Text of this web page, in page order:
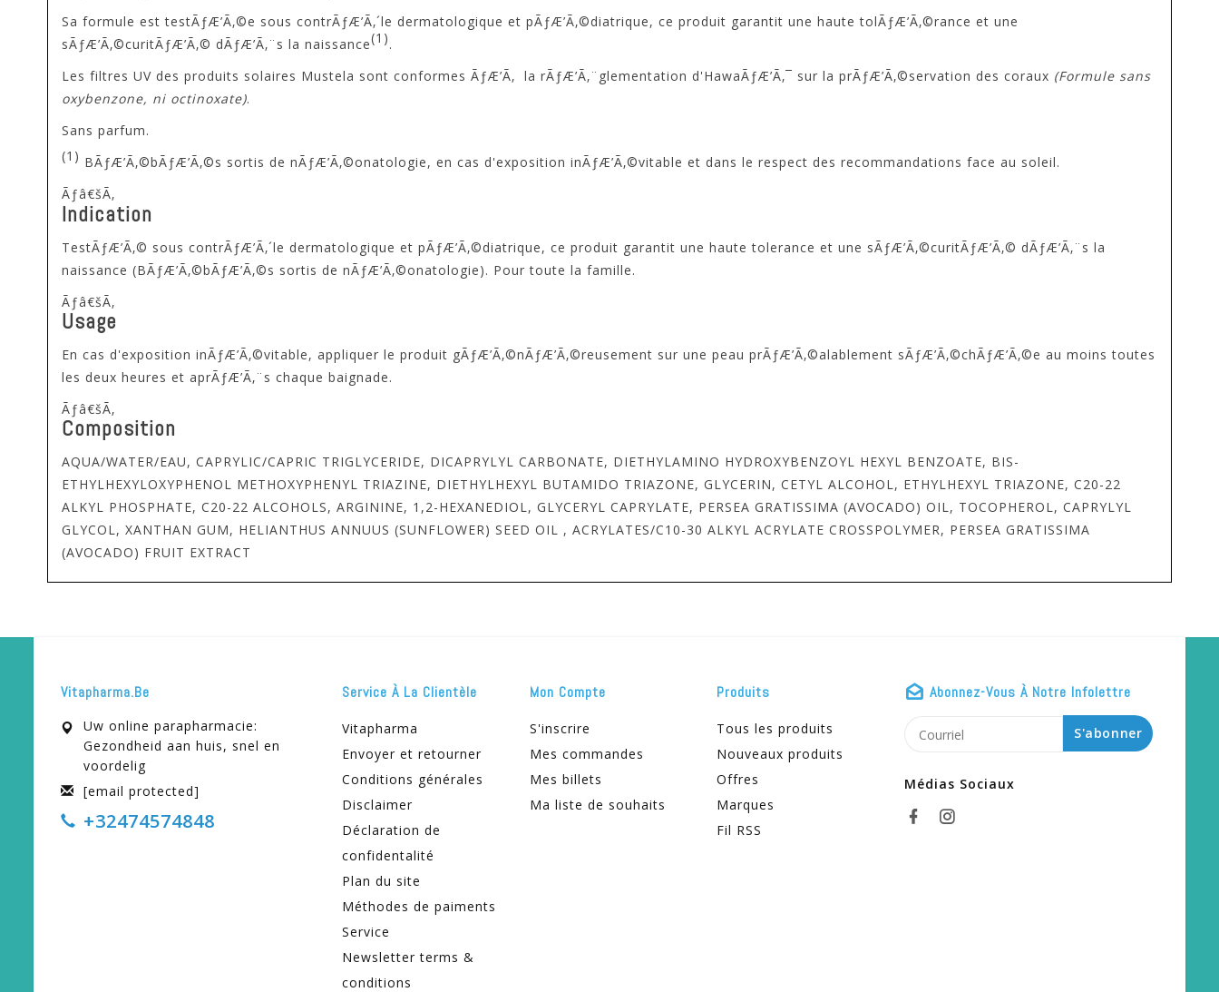
Sa formule est testÃƒÆ’Ã‚©e sous contrÃƒÆ’Ã‚´le dermatologique et pÃƒÆ’Ã‚©diatrique, ce produit garantit une haute tolÃƒÆ’Ã‚©rance et une
sÃƒÆ’Ã‚©curitÃƒÆ’Ã‚© dÃƒÆ’Ã‚¨s la naissance(1).
Les filtres UV des produits solaires Mustela sont conformes ÃƒÆ’Ã‚ la rÃƒÆ’Ã‚¨glementation d'HawaÃƒÆ’Ã‚¯ sur la prÃƒÆ’Ã‚©servation des coraux (Formule sans
oxybenzone, ni octinoxate).
Sans parfum.
(1) BÃƒÆ’Ã‚©bÃƒÆ’Ã‚©s sortis de nÃƒÆ’Ã‚©onatologie, en cas d'exposition inÃƒÆ’Ã‚©vitable et dans le respect des recommandations face au soleil.
Ãƒâ€šÃ‚
Indication
TestÃƒÆ’Ã‚© sous contrÃƒÆ’Ã‚´le dermatologique et pÃƒÆ’Ã‚©diatrique, ce produit garantit une haute tolerance et une sÃƒÆ’Ã‚©curitÃƒÆ’Ã‚© dÃƒÆ’Ã‚¨s la
naissance (BÃƒÆ’Ã‚©bÃƒÆ’Ã‚©s sortis de nÃƒÆ’Ã‚©onatologie). Pour toute la famille.
Ãƒâ€šÃ‚
Usage
En cas d'exposition inÃƒÆ’Ã‚©vitable, appliquer le produit gÃƒÆ’Ã‚©nÃƒÆ’Ã‚©reusement sur une peau prÃƒÆ’Ã‚©alablement sÃƒÆ’Ã‚©chÃƒÆ’Ã‚©e au moins toutes
les deux heures et aprÃƒÆ’Ã‚¨s chaque baignade.
Ãƒâ€šÃ‚
Composition
AQUA/WATER/EAU, CAPRYLIC/CAPRIC TRIGLYCERIDE, DICAPRYLYL CARBONATE, DIETHYLAMINO HYDROXYBENZOYL HEXYL BENZOATE, BIS-
ETHYLHEXYLOXYPHENOL METHOXYPHENYL TRIAZINE, DIETHYLHEXYL BUTAMIDO TRIAZONE, GLYCERIN, CETYL ALCOHOL, ETHYLHEXYL TRIAZONE, C20-22
ALKYL PHOSPHATE, C20-22 ALCOHOLS, ARGININE, 1,2-HEXANEDIOL, GLYCERYL CAPRYLATE, PERSEA GRATISSIMA (AVOCADO) OIL, TOCOPHEROL, CAPRYLYL
GLYCOL, XANTHAN GUM, HELIANTHUS ANNUUS (SUNFLOWER) SEED OIL , ACRYLATES/C10-30 ALKYL ACRYLATE CROSSPOLYMER, PERSEA GRATISSIMA
(AVOCADO) FRUIT EXTRACT
Vitapharma.be
Uw online parapharmacie:
Gezondheid aan huis, snel en
voordelig
[email protected]
+32474574848
Service À La Clientèle
Vitapharma
Envoyer et retourner
Conditions générales
Disclaimer
Déclaration de
confidentalité
Plan du site
Méthodes de paiments
Service
Newsletter terms &
conditions
Mon Compte
S'inscrire
Mes commandes
Mes billets
Ma liste de souhaits
Produits
Tous les produits
Nouveaux produits
Offres
Marques
Fil RSS
Abonnez-Vous À Notre Infolettre
S'abonner
Médias Sociaux